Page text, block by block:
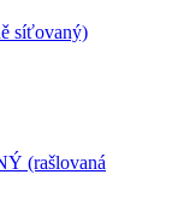
síťovaný)
(rašlovaná